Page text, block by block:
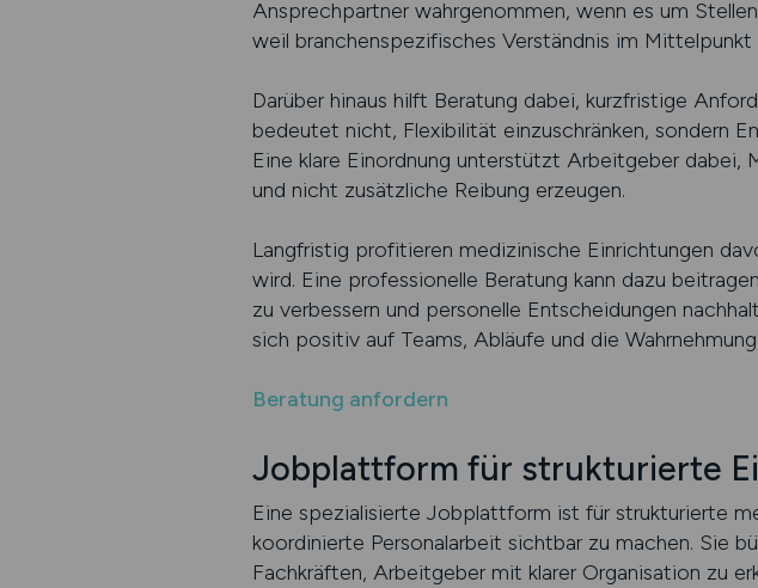
Ansprechpartner wahrgenommen, wenn es um
weil branchenspezifisches Verständnis im Mittelpunkt
Darüber hinaus hilft Beratung dabei, kurzfristige
bedeutet nicht, Flexibilität einzuschränken, sondern
Eine klare Einordnung unterstützt Arbeitgeber dabei,
und nicht zusätzliche Reibung erzeugen.
Langfristig profitieren medizinische Einrichtungen
wird. Eine professionelle Beratung kann dazu
zu verbessern und personelle Entscheidungen
sich positiv auf Teams, Abläufe und die
Beratung anfordern
Jobplattform für strukturierte
Eine spezialisierte Jobplattform ist für strukturierte
koordinierte Personalarbeit sichtbar zu machen. Sie
Fachkräften, Arbeitgeber mit klarer Organisation zu